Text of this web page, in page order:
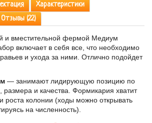
Характеристики
Отзывы (22)
и вместительной фермой Медиум
включает в себя все, что необходимо
и ухода за ними. Отлично подойдет
— занимают лидирующую позицию по
и качества. Формикария хватит
роста колонии (ходы можно открывать
на численность).